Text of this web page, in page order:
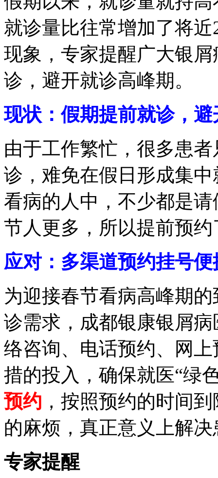
就诊量比往常增加了将
现象，专家提醒广大银
诊，避开就诊高峰期。
现状：假期提前就诊，
由于工作繁忙，很多患
诊，难免在假日形成集
看病的人中，不少都是
节人更多，所以提前预
应对：多渠道预约挂号
为迎接春节看病高峰期
诊需求，成都银康银屑
络咨询、电话预约、网
措的投入，确保就医“绿
预约 ，按照预约的时间
的麻烦，真正意义上解
专家提醒